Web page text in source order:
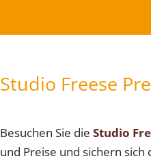
Studio Freese
Besuchen Sie die Studio
und Preise und sichern